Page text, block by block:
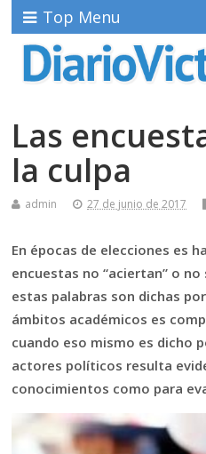
Top Menu
Las
la culpa
admin 27 de junio de 2017
En épocas de elecciones es
encuestas no “aciertan” o no
estas palabras son dichas
ámbitos académicos es
cuando eso mismo es dicho
actores políticos resulta
conocimientos como para